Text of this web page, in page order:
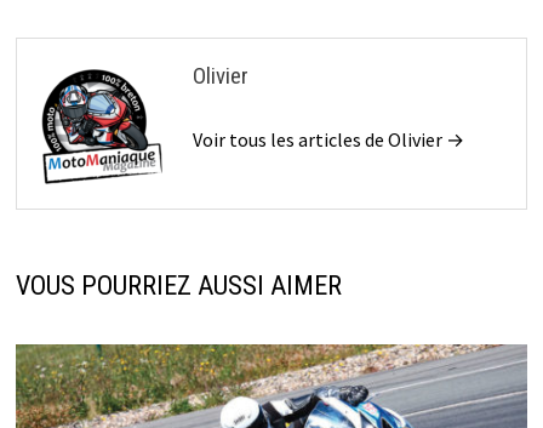
Olivier
Voir tous les articles de Olivier →
VOUS POURRIEZ AUSSI AIMER